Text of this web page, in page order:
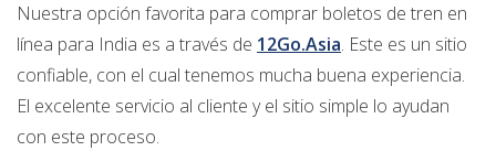
Nuestra opción favorita para comprar boletos de tren en
línea para India es a través de 12Go.Asia. Este es un sitio
confiable, con el cual tenemos mucha buena experiencia.
El excelente servicio al cliente y el sitio simple lo ayudan
con este proceso.